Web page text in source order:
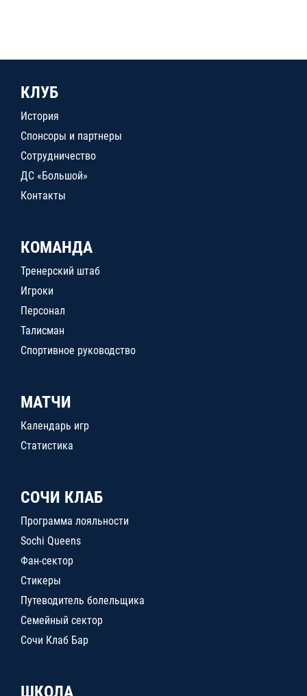
КЛУБ
История
Спонсоры и партнеры
Сотрудничество
ДС «Большой»
Контакты
КОМАНДА
Тренерский штаб
Игроки
Персонал
Талисман
Спортивное руководство
МАТЧИ
Календарь игр
Статистика
СОЧИ КЛАБ
Программа лояльности
Sochi Queens
Фан-сектор
Стикеры
Путеводитель болельщика
Семейный сектор
Сочи Клаб Бар
ШКОЛА